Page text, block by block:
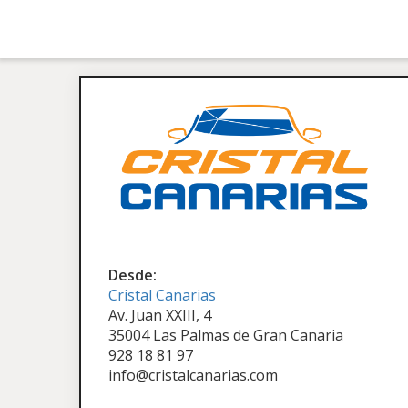
Desde:
Cristal Canarias
Av. Juan XXIII, 4
35004 Las Palmas de Gran Canaria
928 18 81 97
info@cristalcanarias.com